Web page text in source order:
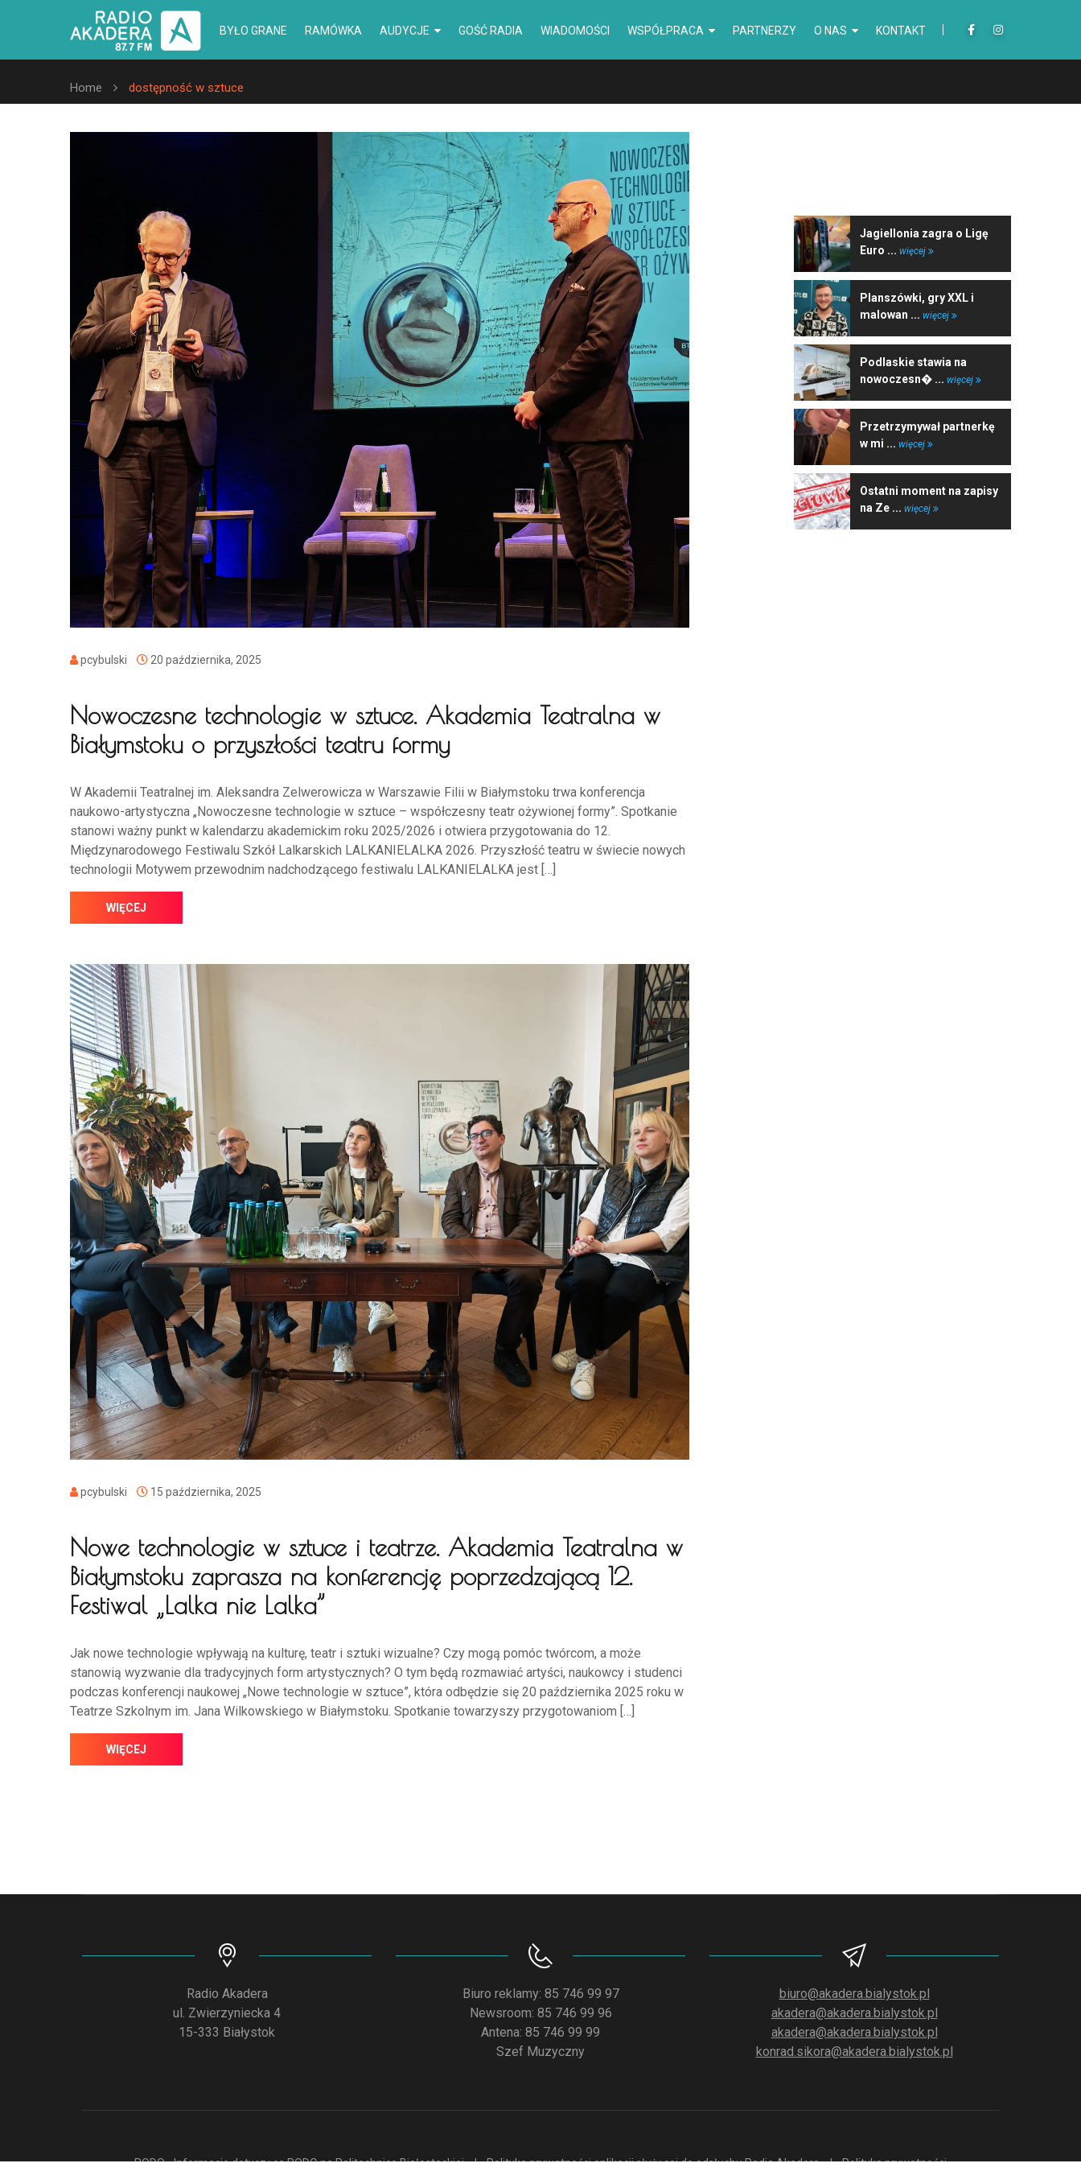
BYŁO GRANE RAMÓWKA AUDYCJE GOŚĆ RADIA WIADOMOŚCI WSPÓŁPRACA PARTNERZY O NAS KONTAKT
Home dostępność w sztuce
pcybulski 20 października, 2025
Nowoczesne technologie w sztuce. Akademia Teatralna w
Białymstoku o przyszłości teatru formy
W Akademii Teatralnej im. Aleksandra Zelwerowicza w Warszawie Filii w Białymstoku trwa konferencja
naukowo-artystyczna „Nowoczesne technologie w sztuce – współczesny teatr ożywionej formy”. Spotkanie
stanowi ważny punkt w kalendarzu akademickim roku 2025/2026 i otwiera przygotowania do 12.
Międzynarodowego Festiwalu Szkół Lalkarskich LALKANIELALKA 2026. Przyszłość teatru w świecie nowych
technologii Motywem przewodnim nadchodzącego festiwalu LALKANIELALKA jest […]
WIĘCEJ
pcybulski 15 października, 2025
Nowe technologie w sztuce i teatrze. Akademia Teatralna w
Białymstoku zaprasza na konferencję poprzedzającą 12.
Festiwal „Lalka nie Lalka”
Jak nowe technologie wpływają na kulturę, teatr i sztuki wizualne? Czy mogą pomóc twórcom, a może
stanowią wyzwanie dla tradycyjnych form artystycznych? O tym będą rozmawiać artyści, naukowcy i studenci
podczas konferencji naukowej „Nowe technologie w sztuce”, która odbędzie się 20 października 2025 roku w
Teatrze Szkolnym im. Jana Wilkowskiego w Białymstoku. Spotkanie towarzyszy przygotowaniom […]
WIĘCEJ
Jagiellonia zagra o Ligę
Euro ... więcej
Planszówki, gry XXL i
malowan ... więcej
Podlaskie stawia na
nowoczesn� ... więcej
Przetrzymywał partnerkę
w mi ... więcej
Ostatni moment na zapisy
na Ze ... więcej
Radio Akadera
ul. Zwierzyniecka 4
15-333 Białystok
Biuro reklamy: 85 746 99 97
Newsroom: 85 746 99 96
Antena: 85 746 99 99
Szef Muzyczny
biuro@akadera.bialystok.pl
akadera@akadera.bialystok.pl
akadera@akadera.bialystok.pl
konrad.sikora@akadera.bialystok.pl